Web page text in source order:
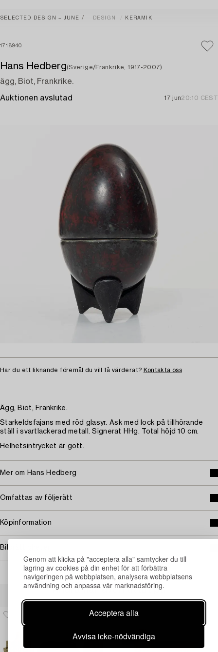
Genom att klicka på "acceptera alla" samtycker du till
lagring av cookies på din enhet för att förbättra
navigeringen på webbplatsen, analysera webbplatsens
användning och anpassa vår marknadsföring.
Acceptera alla
Avvisa icke-nödvändiga
SELECTED DESIGN – JUNE DESIGN KERAMIK
1718940
Hans Hedberg(Sverige/Frankrike, 1917-2007)
ägg, Biot, Frankrike.
Auktionen avslutad 17 jun20:10 CEST
Har du ett liknande föremål du vill få värderat? Kontakta oss
Ägg, Biot, Frankrike.
Starkeldsfajans med röd glasyr. Ask med lock på tillhörande
ställ i svartlackerad metall. Signerat HHg. Total höjd 10 cm.
Helhetsintrycket är gott.
Mer om Hans Hedberg
Omfattas av följerätt
Köpinformation
Bildrättigheter
Andra har även tittat på